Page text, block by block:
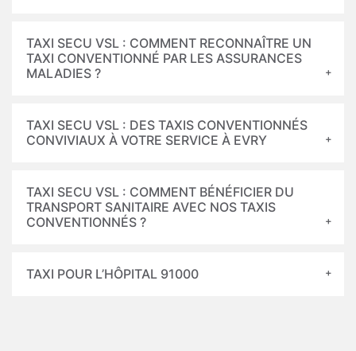
TAXI SECU VSL : COMMENT RECONNAÎTRE UN
TAXI CONVENTIONNÉ PAR LES ASSURANCES
MALADIES ?
TAXI SECU VSL : DES TAXIS CONVENTIONNÉS
CONVIVIAUX À VOTRE SERVICE À EVRY
TAXI SECU VSL : COMMENT BÉNÉFICIER DU
TRANSPORT SANITAIRE AVEC NOS TAXIS
CONVENTIONNÉS ?
TAXI POUR L’HÔPITAL 91000